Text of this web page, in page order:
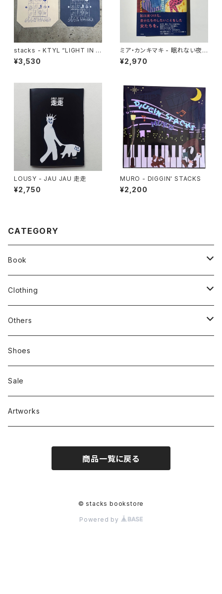
stacks - KTYL “LIGHT IN T
HE DARK” Totebag
¥3,530
ミア・カンキマキ - 眠れない夜
に思う、憧れの女たち
¥2,970
LOUSY - JAU JAU 走走
¥2,750
MURO - DIGGIN' STACKS
¥2,200
CATEGORY
Book
stacks
新刊本
Zine、Other
Clothing
Tees
Sweatshirts
Bag & Accessories
Others
Mixcd
RC SLUM / ROYALTY CLUB
雑貨
Shoes
Sale
Artworks
商品一覧に戻る
© stacks bookstore
Powered by